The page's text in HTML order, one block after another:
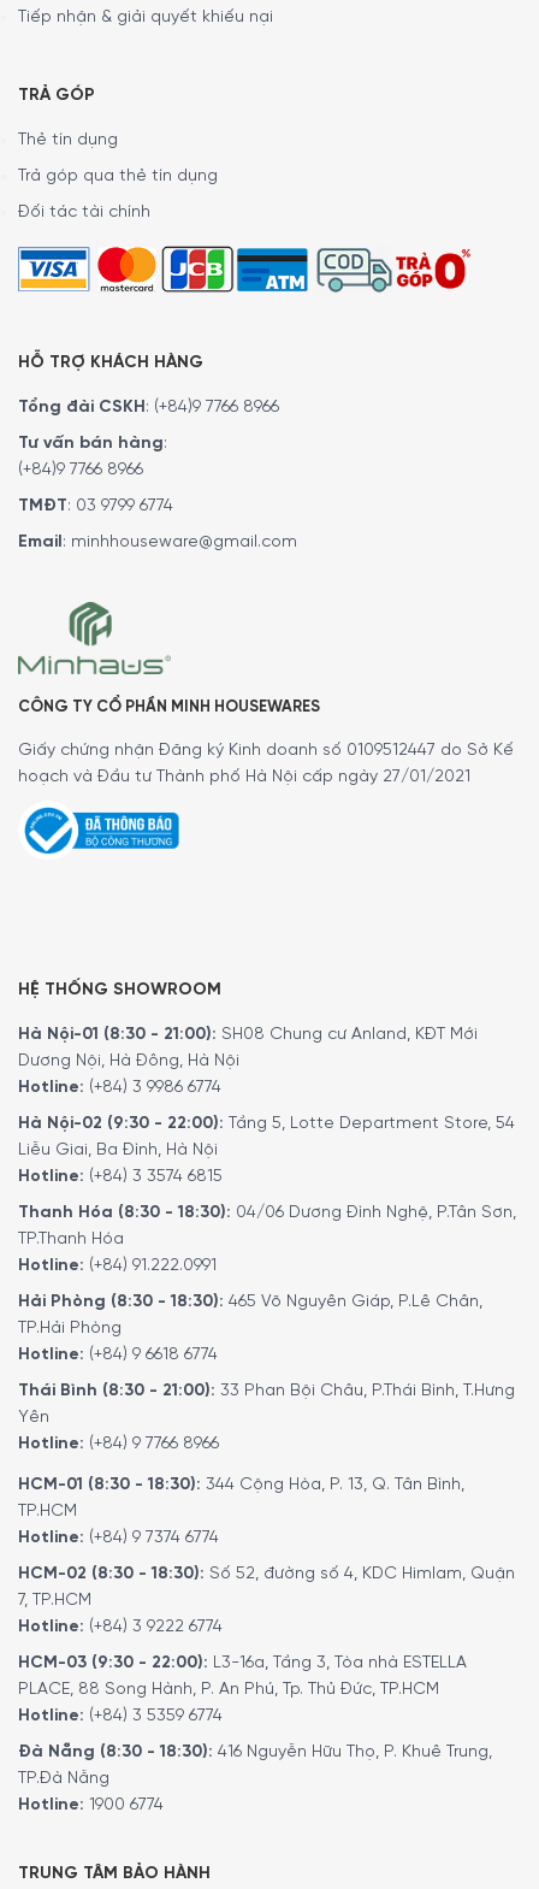
Tiếp nhận & giải quyết khiếu nại
TRẢ GÓP
Thẻ tín dụng
Trả góp qua thẻ tín dụng
Đối tác tài chính
HỖ TRỢ KHÁCH HÀNG
Tổng đài CSKH: (+84)9 7766 8966
Tư vấn bán hàng:
(+84)9 7766 8966
TMĐT: 03 9799 6774
Email: minhhouseware@gmail.com
CÔNG TY CỔ PHẦN MINH HOUSEWARES
Giấy chứng nhận Đăng ký Kinh doanh số 0109512447 do Sở Kế
hoạch và Đầu tư Thành phố Hà Nội cấp ngày 27/01/2021
HỆ THỐNG SHOWROOM
Hà Nội-01 (8:30 - 21:00): SH08 Chung cư Anland, KĐT Mới
Dương Nội, Hà Đông, Hà Nội
Hotline: (+84) 3 9986 6774
Hà Nội-02 (9:30 - 22:00): Tầng 5, Lotte Department Store, 54
Liễu Giai, Ba Đình, Hà Nội
Hotline: (+84) 3 3574 6815
Thanh Hóa (8:30 - 18:30): 04/06 Dương Đình Nghệ, P.Tân Sơn,
TP.Thanh Hóa
Hotline: (+84) 91.222.0991
Hải Phòng (8:30 - 18:30): 465 Võ Nguyên Giáp, P.Lê Chân,
TP.Hải Phòng
Hotline: (+84) 9 6618 6774
Thái Bình (8:30 - 21:00): 33 Phan Bội Châu, P.Thái Bình, T.Hưng
Yên
Hotline: (+84) 9 7766 8966
HCM-01 (8:30 - 18:30): 344 Cộng Hòa, P. 13, Q. Tân Bình,
TP.HCM
Hotline: (+84) 9 7374 6774
HCM-02 (8:30 - 18:30): Số 52, đường số 4, KDC Himlam, Quận
7, TP.HCM
Hotline: (+84) 3 9222 6774
HCM-03 (9:30 - 22:00): L3-16a, Tầng 3, Tòa nhà ESTELLA
PLACE, 88 Song Hành, P. An Phú, Tp. Thủ Đức, TP.HCM
Hotline: (+84) 3 5359 6774
Đà Nẵng (8:30 - 18:30): 416 Nguyễn Hữu Thọ, P. Khuê Trung,
TP.Đà Nẵng
Hotline: 1900 6774
TRUNG TÂM BẢO HÀNH